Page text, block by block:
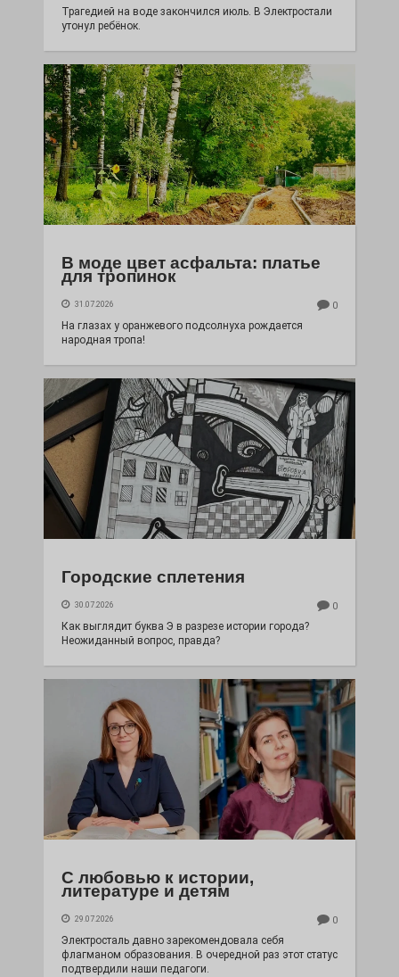
Трагедией на воде закончился июль. В Электростали
утонул ребёнок.
В моде цвет асфальта: платье
для тропинок
31.07.2026 0
На глазах у оранжевого подсолнуха рождается
народная тропа!
Городские сплетения
30.07.2026 0
Как выглядит буква Э в разрезе истории города?
Неожиданный вопрос, правда?
С любовью к истории,
литературе и детям
29.07.2026 0
Электросталь давно зарекомендовала себя
флагманом образования. В очередной раз этот статус
подтвердили наши педагоги.